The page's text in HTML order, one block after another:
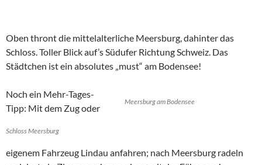
Oben thront die mittelalterliche Meersburg, dahinter das
Schloss. Toller Blick auf’s Südufer Richtung Schweiz. Das
Städtchen ist ein absolutes „must“ am Bodensee!
Meersburg am Bodensee
Schloss Meersburg
Noch ein Mehr-Tages-
Tipp: Mit dem Zug oder
eigenem Fahrzeug Lindau anfahren; nach Meersburg radeln